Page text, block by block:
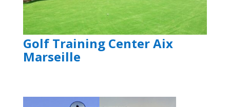
Golf Training Center Aix
Marseille